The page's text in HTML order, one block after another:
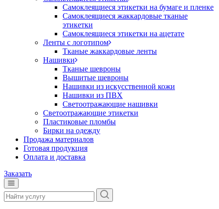
Самоклеящиеся этикетки на бумаге и пленке
Самоклеящиеся жаккардовые тканые
этикетки
Самоклеящиеся этикетки на ацетате
Ленты с логотипом
Тканые жаккардовые ленты
Нашивки
Тканые шевроны
Вышитые шевроны
Нашивки из искусственной кожи
Нашивки из ПВХ
Светоотражающие нашивки
Светоотражающие этикетки
Пластиковые пломбы
Бирки на одежду
Продажа материалов
Готовая продукция
Оплата и доставка
Заказать